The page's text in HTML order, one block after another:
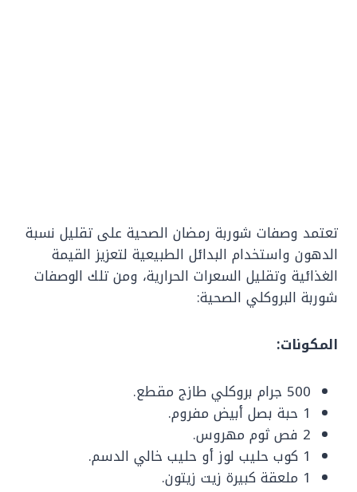
تعتمد وصفات شوربة رمضان الصحية على تقليل نسبة
الدهون واستخدام البدائل الطبيعية لتعزيز القيمة
الغذائية وتقليل السعرات الحرارية، ومن تلك الوصفات
شوربة البروكلي الصحية:
المكونات:
500 جرام بروكلي طازج مقطع.
1 حبة بصل أبيض مفروم.
2 فص ثوم مهروس.
1 كوب حليب لوز أو حليب خالي الدسم.
1 ملعقة كبيرة زيت زيتون.